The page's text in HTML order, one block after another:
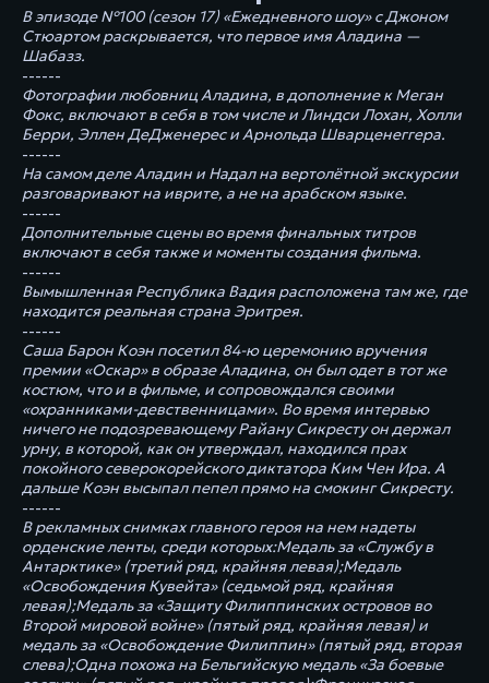
В эпизоде №100 (сезон 17) «Ежедневного шоу» c Джоном
Стюартом раскрывается, что первое имя Аладина —
Шабазз.
------
Фотографии любовниц Аладина, в дополнение к Меган
Фокс, включают в себя в том числе и Линдси Лохан, Холли
Берри, Эллен ДеДженерес и Арнольда Шварценеггера.
------
На самом деле Аладин и Надал на вертолётной экскурсии
разговаривают на иврите, а не на арабском языке.
------
Дополнительные сцены во время финальных титров
включают в себя также и моменты создания фильма.
------
Вымышленная Республика Вадия расположена там же, где
находится реальная страна Эритрея.
------
Саша Барон Коэн посетил 84-ю церемонию вручения
премии «Оскар» в образе Аладина, он был одет в тот же
костюм, что и в фильме, и сопровождался своими
«охранниками-девственницами». Во время интервью
ничего не подозревающему Райану Сикресту он держал
урну, в которой, как он утверждал, находился прах
покойного северокорейского диктатора Ким Чен Ира. А
дальше Коэн высыпал пепел прямо на смокинг Сикресту.
------
В рекламных снимках главного героя на нем надеты
орденские ленты, среди которых:Медаль за «Службу в
Антарктике» (третий ряд, крайняя левая);Медаль
«Освобождения Кувейта» (седьмой ряд, крайняя
левая);Медаль за «Защиту Филиппинских островов во
Второй мировой войне» (пятый ряд, крайняя левая) и
медаль за «Освобождение Филиппин» (пятый ряд, вторая
слева);Одна похожа на Бельгийскую медаль «За боевые